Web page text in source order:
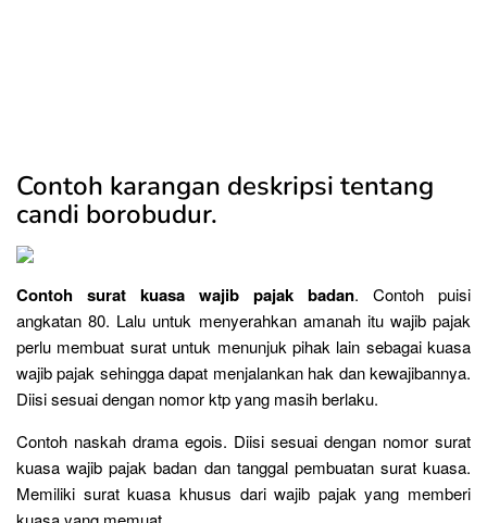
Contoh karangan deskripsi tentang
candi borobudur.
Contoh surat kuasa wajib pajak badan. Contoh puisi
angkatan 80. Lalu untuk menyerahkan amanah itu wajib pajak
perlu membuat surat untuk menunjuk pihak lain sebagai kuasa
wajib pajak sehingga dapat menjalankan hak dan kewajibannya.
Diisi sesuai dengan nomor ktp yang masih berlaku.
Contoh naskah drama egois. Diisi sesuai dengan nomor surat
kuasa wajib pajak badan dan tanggal pembuatan surat kuasa.
Memiliki surat kuasa khusus dari wajib pajak yang memberi